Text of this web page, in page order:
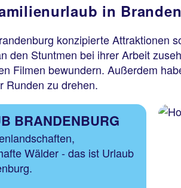
in
konzipierte Attraktionen
den Stuntmen bei ihrer Arbeit
Filmen bewundern. Außerdem
Runden zu drehen.
BRANDENBURG
Wälder - das ist Urlaub